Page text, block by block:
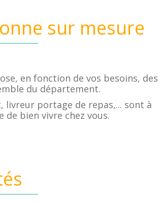
sur mesure
en fonction de vos besoins, des
du département.
livreur portage de repas,... sont à
bien vivre chez vous.